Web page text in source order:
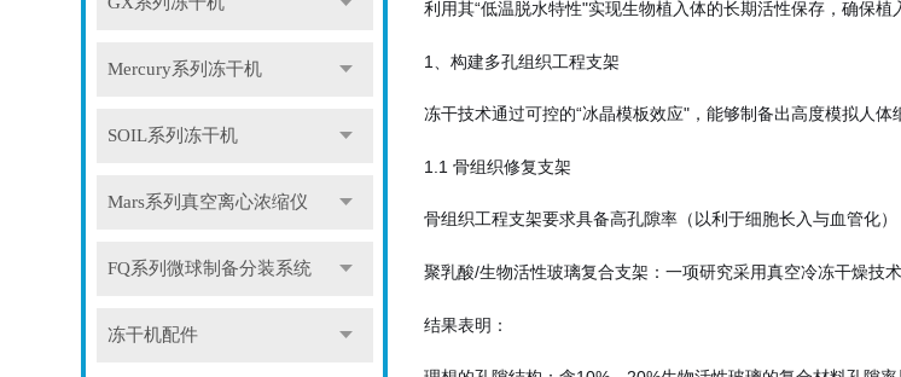
Mercury系列冻干机
SOIL系列冻干机
Mars系列真空离心浓缩仪
FQ系列微球制备分装系统
冻干机配件
利用其“低温脱水特性"实现生物植入体的长期活性保存，确保植
1、构建多孔组织工程支架
冻干技术通过可控的“冰晶模板效应"，能够制备出高度模拟人
1.1 骨组织修复支架
骨组织工程支架要求具备高孔隙率（以利于细胞长入与血管化
聚乳酸/生物活性玻璃复合支架：一项研究采用真空冷冻干燥技
结果表明：